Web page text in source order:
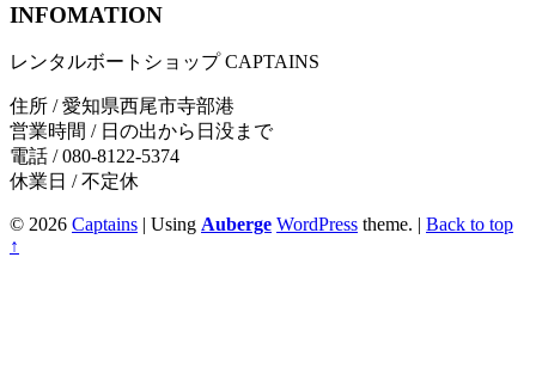
INFOMATION
レンタルボートショップ CAPTAINS
住所 / 愛知県西尾市寺部港
営業時間 / 日の出から日没まで
電話 / 080-8122-5374
休業日 / 不定休
© 2026 Captains | Using Auberge WordPress theme. | Back to top
↑